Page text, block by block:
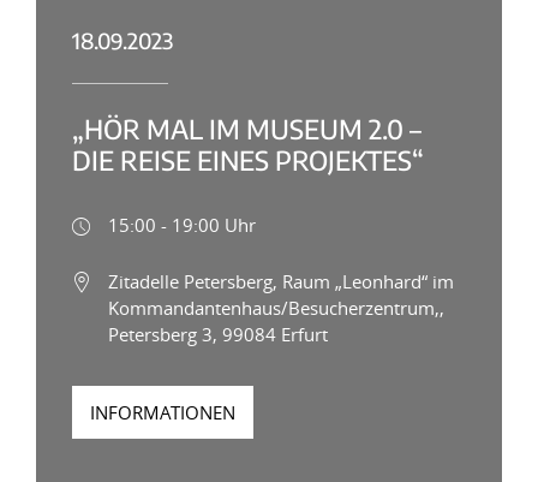
18.09.2023
„HÖR MAL IM MUSEUM 2.0 –
DIE REISE EINES PROJEKTES“
15:00 - 19:00 Uhr
Zitadelle Petersberg, Raum „Leonhard“ im
Kommandantenhaus/Besucherzentrum,,
Petersberg 3, 99084 Erfurt
INFORMATIONEN